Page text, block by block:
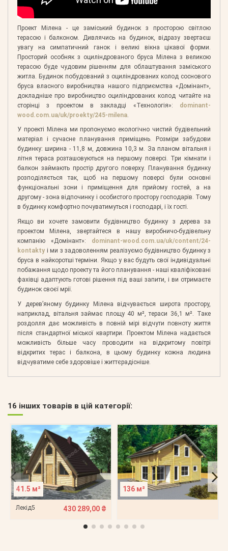
Проект Мілена - це заміський будинок з просторою світлою
терасою і балконом. Дивлячись на будинок, відразу звертаєш
увагу на симпатичний ганок і великі вікна цікавої форми.
Просторий особняк з оциліндрованого бруса Мілена з великою
терасою буде чудовим рішенням для облаштування заміського
житла. Будинок побудований з оциліндрованих колод соснового
бруса власного виробництва нашого підприємства «Домінант»,
докладніше про виробництво оциліндрованих колод читайте на
сторінці з проектом в закладці «Технологія»: dominant-
wood.com.ua/uk/proekty/245-milena
У проекті Мілена ми пропонуємо екологічно чистий будівельний
матеріал і сучасне планування приміщень. Розміри забудови
будинку: ширина - 11,8 м, довжина 10,3 м. За планом вітальня і
літня тераса розташовуються на першому поверсі. Три кімнати і
балкон займають простір другого поверху. Планування будинку
розподіляється так, щоб на першому поверсі були основні
функціональні зони і приміщення для прийому гостей, а на
другому - зона відпочинку і особистого простору господарів. Тому
в будинку комфортно почуватимуться і господарі, і їх гості.
Якщо ви хочете замовити будівництво будинку з дерева за
проектом Мілена, звертайтеся в нашу виробничо-будівельну
компанію «Домінант»: dominant-wood.com.ua/uk/content/24-
kontakty і ми з задоволенням реалізуємо будівництво будинку з
бруса в найкоротші терміни. Якщо у вас будуть свої індивідуальні
побажання щодо проекту та його планування - наші кваліфіковані
фахівці адаптують готові рішення під ваші запити, і ви отримаєте
будинок своєї мрії.
У дерев’яному будинку Мілена відчувається широта простору,
наприклад, вітальня займає площу 40 м², тераси 36,1 м². Таке
роздолля дає можливість в повній мірі відчути повноту життя
після стандартної міської квартири. Проектом Мілена надається
можливість більше часу проводити на відкритому повітрі
відкритих терас і балкона, в цьому будинку кожна людина
відчуватиме себе здоровіше і життєрадісніше.
16 інших товарів в цій категорії:
41.5 м²
Лекід5 430 289,00 ₴
136 м²